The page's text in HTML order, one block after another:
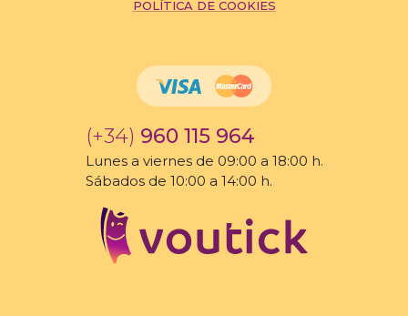
POLÍTICA DE COOKIES
(+34) 960 115 964
Lunes a viernes de 09:00 a 18:00 h.
Sábados de 10:00 a 14:00 h.